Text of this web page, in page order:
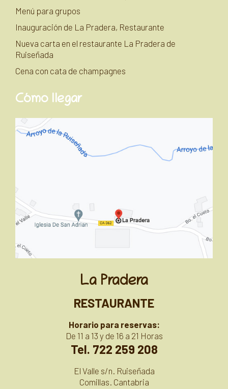
Menú para grupos
Inauguración de La Pradera, Restaurante
Nueva carta en el restaurante La Pradera de
Ruiseñada
Cena con cata de champagnes
Cómo llegar
La Pradera
RESTAURANTE
Horario para reservas:
De 11 a 13 y de 16 a 21 Horas
Tel. 722 259 208
El Valle s/n. Ruiseñada
Comillas. Cantabria